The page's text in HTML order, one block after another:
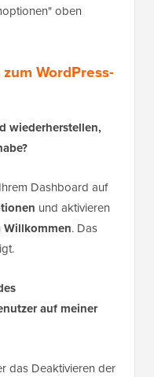
oben
zum WordPress-
wiederherstellen,
Dashboard auf
und aktivieren
Willkommen. Das
auf meiner
das Deaktivieren der